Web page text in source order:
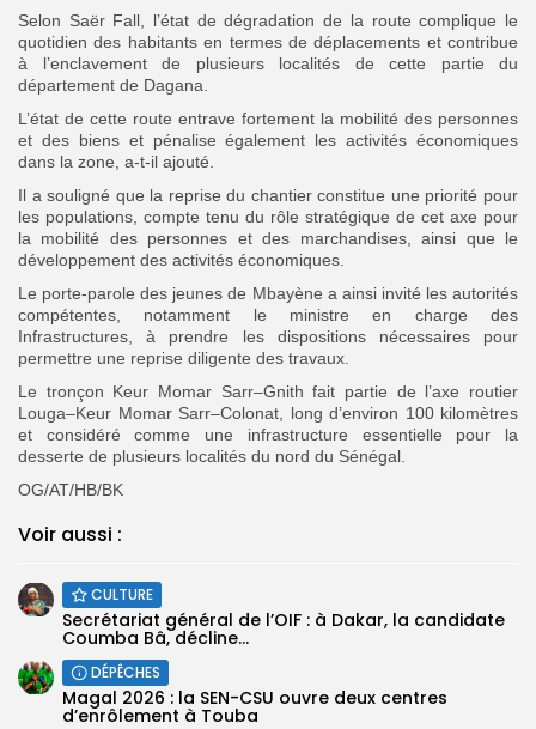
Selon Saër Fall, l’état de dégradation de la route complique le
quotidien des habitants en termes de déplacements et contribue
à l’enclavement de plusieurs localités de cette partie du
département de Dagana.
L’état de cette route entrave fortement la mobilité des personnes
et des biens et pénalise également les activités économiques
dans la zone, a-t-il ajouté.
Il a souligné que la reprise du chantier constitue une priorité pour
les populations, compte tenu du rôle stratégique de cet axe pour
la mobilité des personnes et des marchandises, ainsi que le
développement des activités économiques.
Le porte-parole des jeunes de Mbayène a ainsi invité les autorités
compétentes, notamment le ministre en charge des
Infrastructures, à prendre les dispositions nécessaires pour
permettre une reprise diligente des travaux.
Le tronçon Keur Momar Sarr–Gnith fait partie de l’axe routier
Louga–Keur Momar Sarr–Colonat, long d’environ 100 kilomètres
et considéré comme une infrastructure essentielle pour la
desserte de plusieurs localités du nord du Sénégal.
OG/AT/HB/BK
Voir aussi :
CULTURE
Secrétariat général de l’OIF : à Dakar, la candidate
Coumba Bâ, décline...
DÉPÊCHES
Magal 2026 : la SEN-CSU ouvre deux centres
d’enrôlement à Touba